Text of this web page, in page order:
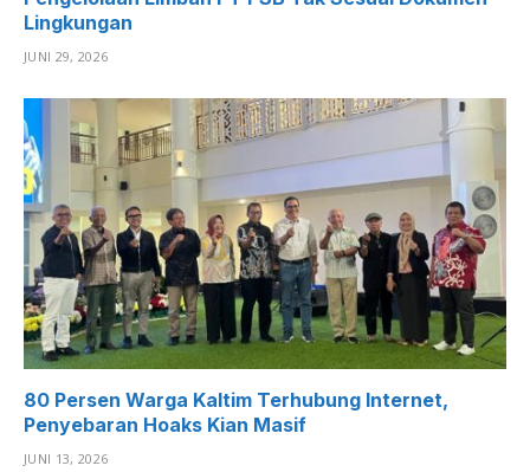
Lingkungan
JUNI 29, 2026
80 Persen Warga Kaltim Terhubung Internet,
Penyebaran Hoaks Kian Masif
JUNI 13, 2026